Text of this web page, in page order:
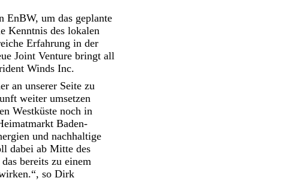
EnBW, um das geplante
Kenntnis des lokalen
Erfahrung in der
Joint Venture bringt all
Winds Inc.
an unserer Seite zu
weiter umsetzen
Westküste noch in
Baden-
und nachhaltige
dabei ab Mitte des
bereits zu einem
so Dirk